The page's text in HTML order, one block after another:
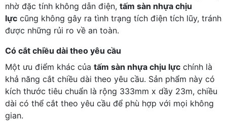
nhờ đặc tính không dẫn điện, tấm sàn nhựa chịu
lực cũng không gây ra tình trạng tích điện tích lũy, tránh
được những rủi ro về an toàn.
Có cắt chiều dài theo yêu cầu
Một ưu điểm khác của tấm sàn nhựa chịu lực chính là
khả năng cắt chiều dài theo yêu cầu. Sản phẩm này có
kích thước tiêu chuẩn là rộng 333mm x dầy 23m, chiều
dài có thể cắt theo yêu cầu để phù hợp với mọi không
gian.